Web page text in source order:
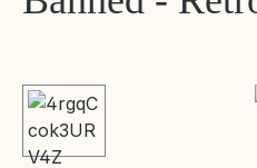
Bildergalerie überspringen